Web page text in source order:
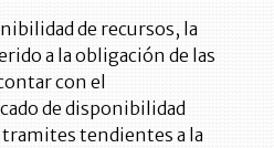
de recursos, la
a la obligación de las
con el
de disponibilidad
tendientes a la